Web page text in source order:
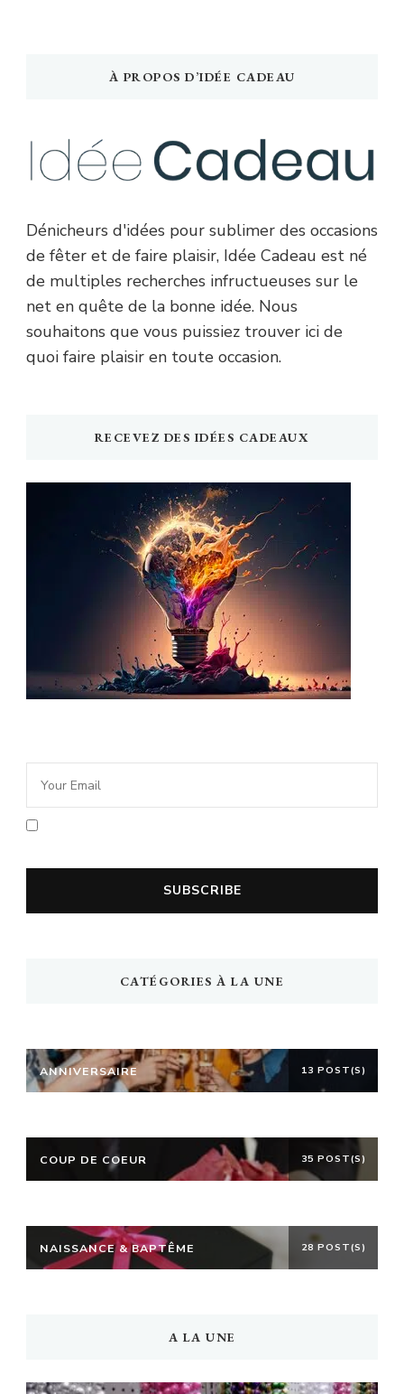
À PROPOS D’IDÉE CADEAU
Dénicheurs d'idées pour sublimer des occasions
de fêter et de faire plaisir, Idée Cadeau est né
de multiples recherches infructueuses sur le
net en quête de la bonne idée. Nous
souhaitons que vous puissiez trouver ici de
quoi faire plaisir en toute occasion.
RECEVEZ DES IDÉES CADEAUX
CATÉGORIES À LA UNE
ANNIVERSAIRE 13 POST(S)
COUP DE COEUR 35 POST(S)
NAISSANCE & BAPTÊME 28 POST(S)
A LA UNE